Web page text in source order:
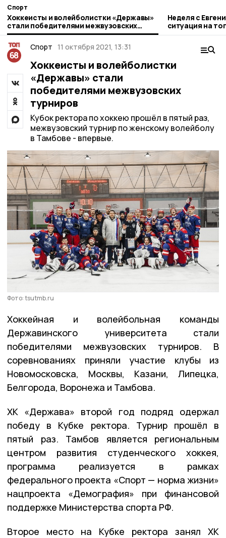
Спорт
Хоккеисты и волейболистки «Державы»
стали победителями межвузовских
турниров
Неделя с
ситуация на
городе и
Спорт 11 октября 2021, 13:31
Хоккеисты и волейболистки
«Державы» стали
победителями межвузовских
турниров
Кубок ректора по хоккею прошёл в пятый раз,
межвузовский турнир по женскому волейболу
в Тамбове - впервые.
Фото: tsutmb.ru
Хоккейная и волейбольная команды
Державинского университета стали
победителями межвузовских турниров. В
соревнованиях приняли участие клубы из
Новомосковска, Москвы, Казани, Липецка,
Белгорода, Воронежа и Тамбова.
ХК «Держава» второй год подряд одержал
победу в Кубке ректора. Турнир прошёл в
пятый раз. Тамбов является региональным
центром развития студенческого хоккея,
программа реализуется в рамках
федерального проекта «Спорт — норма жизни»
нацпроекта «Демография» при финансовой
поддержке Министерства спорта РФ.
Второе место на Кубке ректора занял ХК